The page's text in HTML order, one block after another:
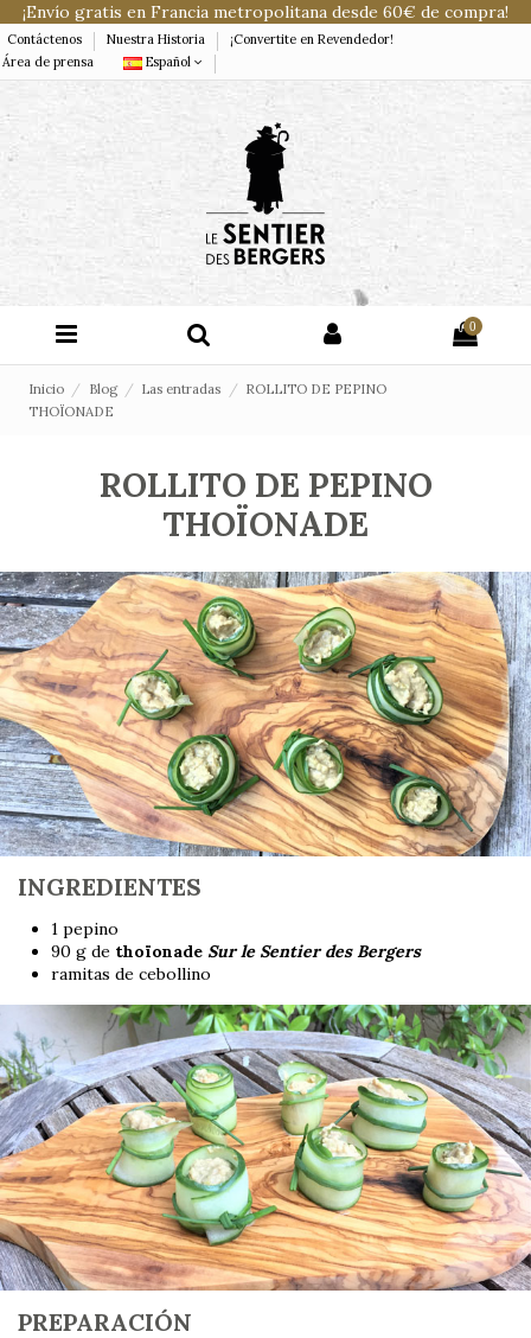
¡Envío gratis en Francia metropolitana desde 60€ de compra!
Contáctenos Nuestra Historia
¡Convertite en Revendedor!
Área de prensa
Español
0
Inicio Blog Las entradas
ROLLITO DE PEPINO
THOÏONADE
ROLLITO DE PEPINO
THOÏONADE
INGREDIENTES
1 pepino
90 g de thoïonade Sur le Sentier des Bergers
ramitas de cebollino
PREPARACIÓN